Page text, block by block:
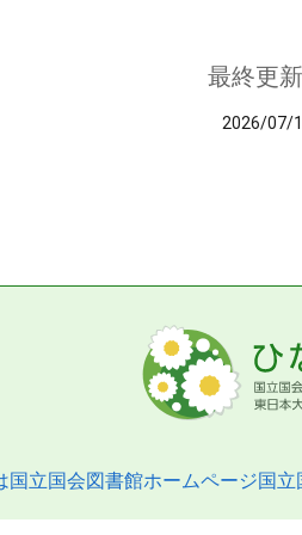
最終更
2026/07/
国立国会図書館ホームページ国立